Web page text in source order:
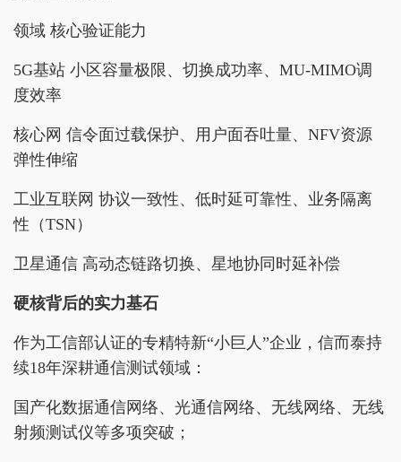
领域 核心验证能力
5G基站 小区容量极限、切换成功率、MU-MIMO调
度效率
核心网 信令面过载保护、用户面吞吐量、NFV资源
弹性伸缩
工业互联网 协议一致性、低时延可靠性、业务隔离
性（TSN）
卫星通信 高动态链路切换、星地协同时延补偿
硬核背后的实力基石
作为工信部认证的专精特新“小巨人”企业，信而泰持
续18年深耕通信测试领域：
国产化数据通信网络、光通信网络、无线网络、无线
射频测试仪等多项突破；